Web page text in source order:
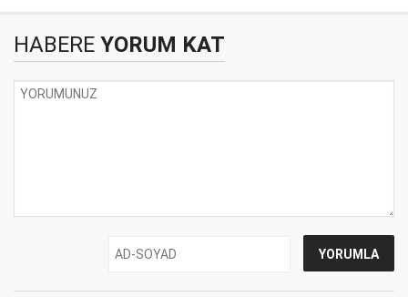
HABERE YORUM KAT